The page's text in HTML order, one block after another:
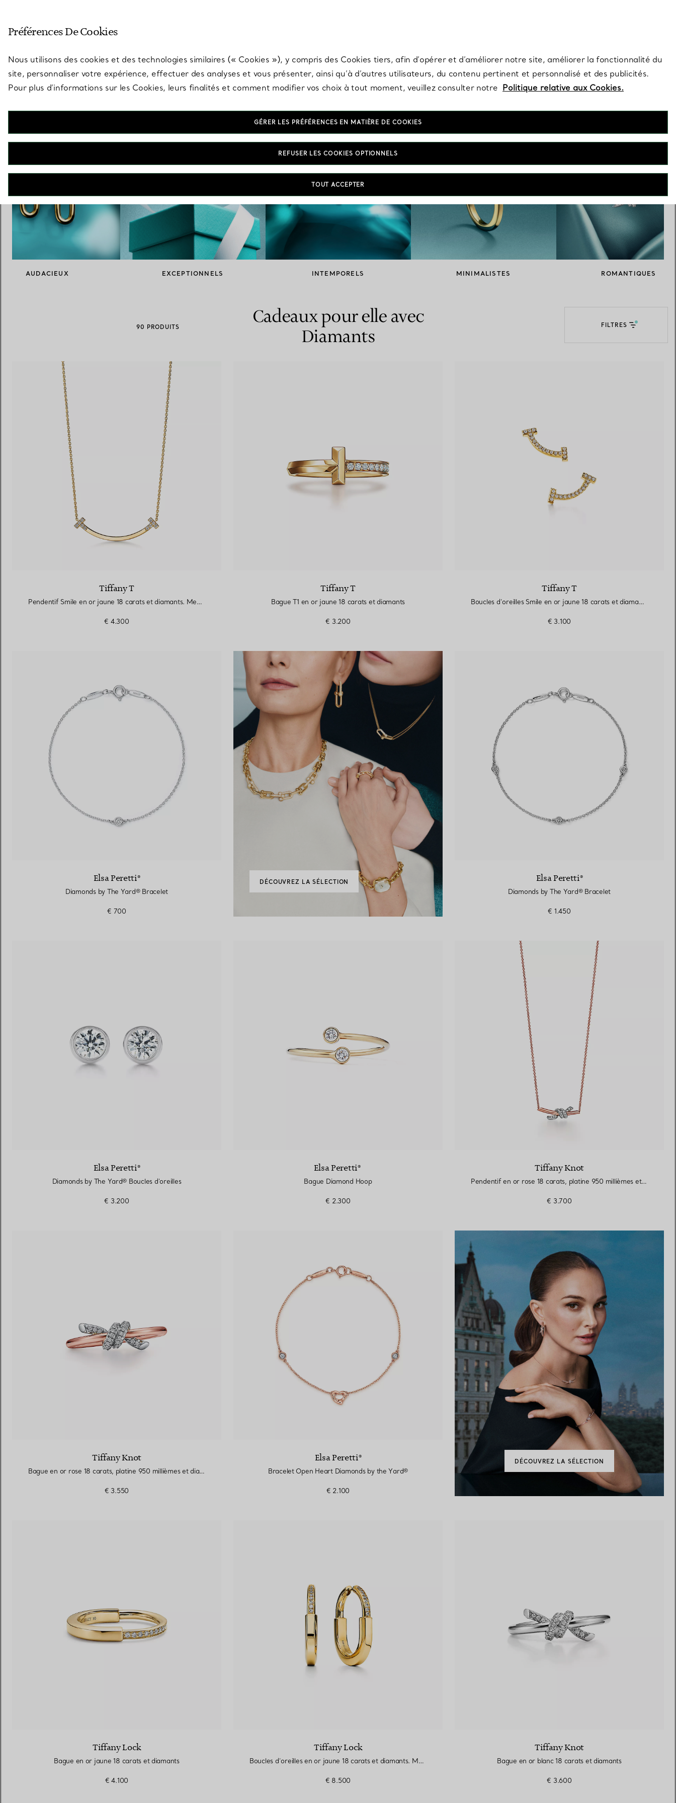
Alliances pour femme Alliances pour hommes Bagues pour couples Bagues Eternité
Comment assortir alliance et
avec un expert en diamants Tiffany.
AUDACIEUX EXCEPTIONNELS INTEMPORELS MINIMALISTES ROMANTIQUES
90 PRODUITS
Cadeaux pour elle avec
Diamants
FILTRES
Tiffany T
Pendentif Smile en or jaune 18 carats et diamants. Medium.
€ 4.300
Tiffany T
Bague T1 en or jaune 18 carats et diamants
€ 3.200
Tiffany T
Boucles d’oreilles Smile en or jaune 18 carats et diamants. Mini.
€ 3.100
Elsa Peretti®
Diamonds by The Yard® Bracelet
€ 700
DÉCOUVREZ LA SÉLECTION Elsa Peretti®
Diamonds by The Yard® Bracelet
€ 1.450
Elsa Peretti®
Diamonds by The Yard® Boucles d'oreilles
€ 3.200
Elsa Peretti®
Bague Diamond Hoop
€ 2.300
Tiffany Knot
Pendentif en or rose 18 carats, platine 950 millièmes et diamants. Small.
€ 3.700
Tiffany Knot
Bague en or rose 18 carats, platine 950 millièmes et diamants
€ 3.550
Elsa Peretti®
Bracelet Open Heart Diamonds by the Yard®
€ 2.100
DÉCOUVREZ LA SÉLECTION
Tiffany Lock
Bague en or jaune 18 carats et diamants
€ 4.100
Tiffany Lock
Boucles d’oreilles en or jaune 18 carats et diamants. Medium.
€ 8.500
Tiffany Knot
Bague en or blanc 18 carats et diamants
€ 3.600
Préférences De Cookies
Nous utilisons des cookies et des technologies similaires (« Cookies »), y compris des Cookies tiers, afin d’opérer et d’améliorer notre site, améliorer la fonctionnalité du
site, personnaliser votre expérience, effectuer des analyses et vous présenter, ainsi qu’à d’autres utilisateurs, du contenu pertinent et personnalisé et des publicités.
Pour plus d’informations sur les Cookies, leurs finalités et comment modifier vos choix à tout moment, veuillez consulter notre Politique relative aux Cookies.
GÉRER LES PRÉFÉRENCES EN MATIÈRE DE COOKIES
REFUSER LES COOKIES OPTIONNELS
TOUT ACCEPTER